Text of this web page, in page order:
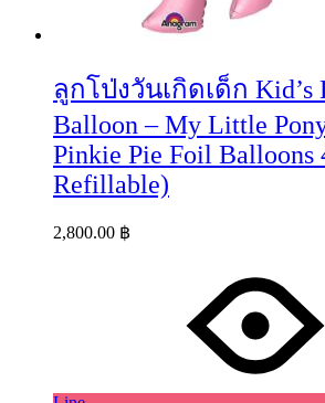
ลูกโป่งวันเกิดเด็ก Kid’s
Balloon – My Little
Pinkie Pie Foil
Refillable)
2,800.00 ฿